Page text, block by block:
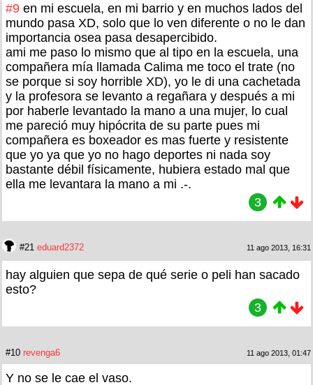
#9 en mi escuela, en mi barrio y en muchos lados del
mundo pasa XD, solo que lo ven diferente o no le dan
importancia osea pasa desapercibido.
ami me paso lo mismo que al tipo en la escuela, una
compañera mía llamada Calima me toco el trate (no
se porque si soy horrible XD), yo le di una cachetada
y la profesora se levanto a regañara y después a mi
por haberle levantado la mano a una mujer, lo cual
me pareció muy hipócrita de su parte pues mi
compañera es boxeador es mas fuerte y resistente
que yo ya que yo no hago deportes ni nada soy
bastante débil físicamente, hubiera estado mal que
ella me levantara la mano a mi .-.
3
#21 eduard2372 11 ago 2013, 16:31
hay alguien que sepa de qué serie o peli han sacado
esto?
3
#10 revenga6 11 ago 2013, 01:47
Y no se le cae el vaso.